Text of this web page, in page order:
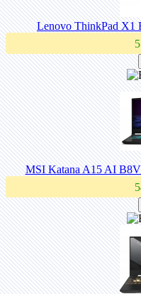
Lenovo ThinkPad X1
MSI Katana A15 AI